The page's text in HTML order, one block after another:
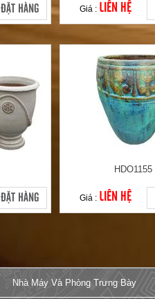
ĐẶT HÀNG Giá : LIÊN HỆ
ĐẶT HÀNG
HDO1155
Giá : LIÊN HỆ
Nhà Máy Và Phòng Trưng Bày